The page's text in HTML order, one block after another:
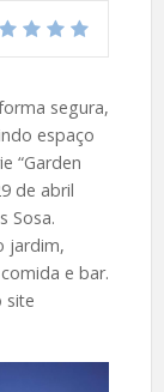
segura,
espaço
“Garden
de abril
Sosa.
jardim,
e bar.
site